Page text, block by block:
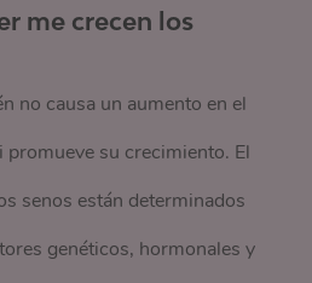
me crecen los
no causa un aumento en el
su crecimiento. El
senos están determinados
genéticos, hormonales y